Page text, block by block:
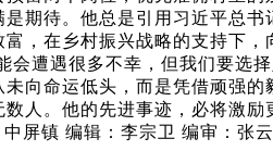
是期待。他总是引用习近平总
富，在乡村振兴战略的支持下
会遭遇很多不幸，但我们要选
未向命运低头，而是凭借顽强
数人。他的先进事迹，必将激
中屏镇 编辑：李宗卫 编审：张